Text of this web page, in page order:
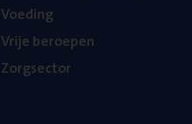
Voe­ding
Vrije beroe­pen
Zorg­sec­tor